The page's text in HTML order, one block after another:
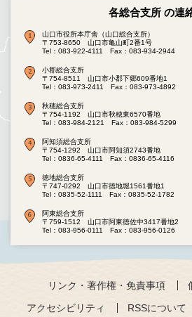
各総合支所 の連
山口市役所本庁舎（山口総合支所）
〒753-8650 山口市亀山町2番1号
Tel：083-922-4111
Fax：083-934-2944
小郡総合支所
〒754-8511 山口市小郡下郷609番地1
Tel：083-973-2411
Fax：083-973-4892
秋穂総合支所
〒754-1192 山口市秋穂東6570番地
Tel：083-984-2121
Fax：083-984-5299
阿知須総合支所
〒754-1292 山口市阿知須2743番地
Tel：0836-65-4111
Fax：0836-65-4116
徳地総合支所
〒747-0292 山口市徳地堀1561番地1
Tel：0835-52-1111
Fax：0835-52-1782
阿東総合支所
〒759-1512 山口市阿東徳佐中3417番地2
Tel：083-956-0111
Fax：083-956-0126
リンク・著作権・免責事項
アクセシビリティ
RSSについて